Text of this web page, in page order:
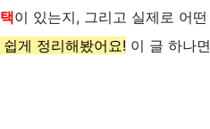
이 있는지, 그리고 실제로 어
게 정리해봤어요! 이 글 하나